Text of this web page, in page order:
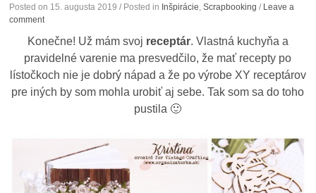
Posted on 15. augusta 2019 / Posted in Inšpirácie ,Scrapbooking / Leave a
comment
Konečne! Už mám svoj receptár. Vlastná kuchyňa a
pravidelné varenie ma presvedčilo, že mať recepty po
lístočkoch nie je dobrý nápad a že po výrobe XY receptárov
pre iných by som mohla urobiť aj sebe. Tak som sa do toho
pustila 🙂